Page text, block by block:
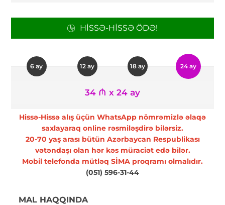
HISSƏ-HISSƏ ÖDƏ!
6 ay 12 ay 18 ay 24 ay
34 ₼ x 24 ay
Hissə-Hissə alış üçün WhatsApp nömrəmizlə əlaqə
saxlayaraq online rəsmiləşdirə bilərsiz.
20-70 yaş arası bütün Azərbaycan Respublikası
vətəndaşı olan hər kəs müraciət edə bilər.
Mobil telefonda mütləq SİMA proqramı olmalıdır.
(051) 596-31-44
MAL HAQQINDA